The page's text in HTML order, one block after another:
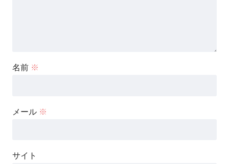
名前 ※
メール ※
サイト